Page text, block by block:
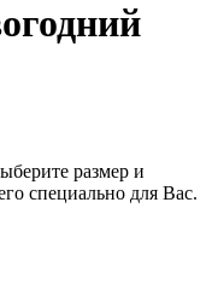
размер и
специально для Вас.